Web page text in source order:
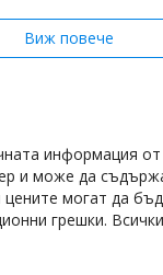
Виж повече
информация
и може да
могат да
грешки.